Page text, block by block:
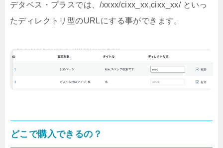
デタベス・プラスでは、/xxxx/cixx_xx,cixx_xx/ といっ
たディレクトリ型のURLにする事ができます。
どこで購入できるの？